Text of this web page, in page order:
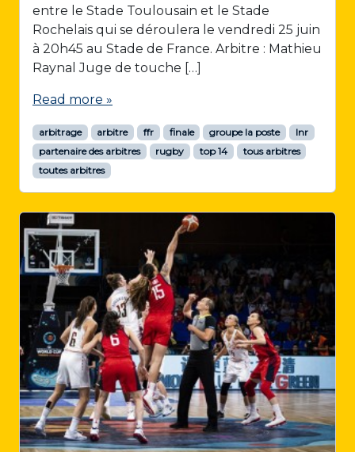
entre le Stade Toulousain et le Stade
Rochelais qui se déroulera le vendredi 25 juin
à 20h45 au Stade de France. Arbitre : Mathieu
Raynal Juge de touche […]
Read more »
arbitrage arbitre ffr finale groupe la poste
lnr
partenaire des arbitres
rugby top 14
tous arbitres
toutes arbitres